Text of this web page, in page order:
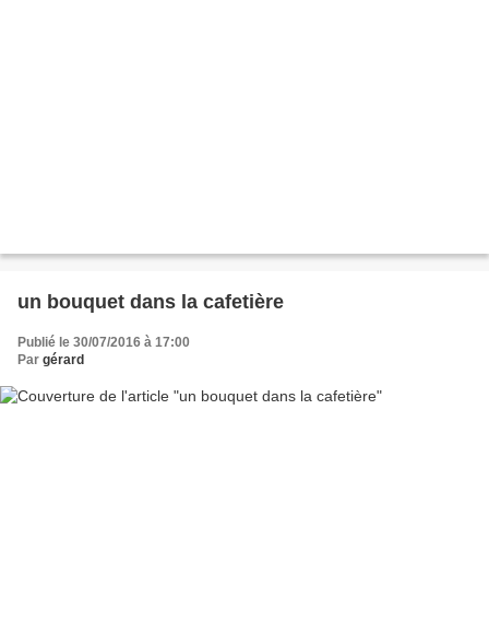
un bouquet dans la cafetière
Publié le 30/07/2016 à 17:00
Par gérard